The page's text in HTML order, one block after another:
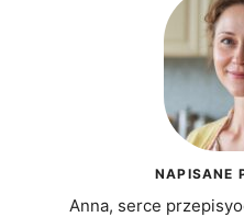
NAPISANE
Anna, serce